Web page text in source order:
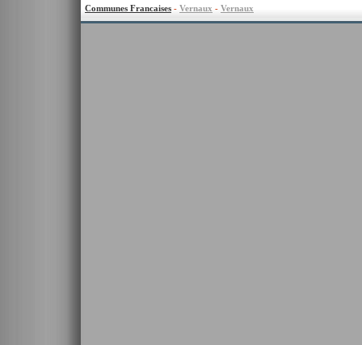
Communes Francaises - Vernaux - Vernaux